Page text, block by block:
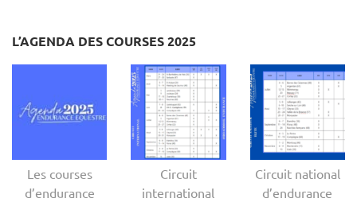
L’AGENDA DES COURSES 2025
Les courses
d’endurance
Circuit
international
Circuit national
d’endurance